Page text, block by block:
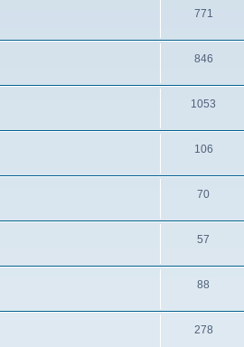
771
846
1053
106
70
57
88
278